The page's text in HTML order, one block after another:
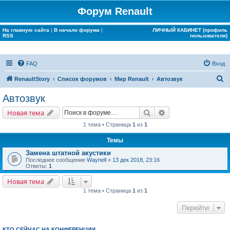
Форум Renault
На главную сайта | В начало форума |
RSS
ЛИЧНЫЙ КАБИНЕТ (профиль
пользователя)
FAQ Вход
RenaultStory Список форумов Мир Renault Автозвук
Автозвук
Новая тема Поиск
1 тема • Страница 1 из 1
Темы
Замена штатной акустики
Последнее сообщение Waynell « 13 дек 2018, 23:16
Ответы: 1
Новая тема
1 тема • Страница 1 из 1
Перейти